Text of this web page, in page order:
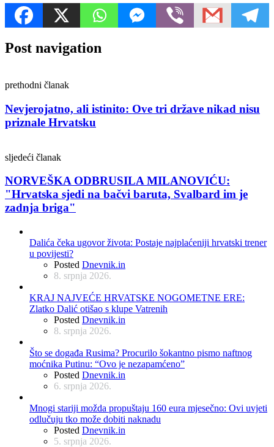
Post navigation
prethodni članak
Nevjerojatno, ali istinito: Ove tri države nikad nisu
priznale Hrvatsku
sljedeći članak
NORVEŠKA ODBRUSILA MILANOVIĆU:
"Hrvatska sjedi na bačvi baruta, Svalbard im je
zadnja briga"
Dalića čeka ugovor života: Postaje najplaćeniji hrvatski trener
u povijesti?
Posted Dnevnik.in
8. srpnja 2026.
KRAJ NAJVEĆE HRVATSKE NOGOMETNE ERE:
Zlatko Dalić otišao s klupe Vatrenih
Posted Dnevnik.in
8. srpnja 2026.
Što se događa Rusima? Procurilo šokantno pismo naftnog
moćnika Putinu: “Ovo je nezapamćeno”
Posted Dnevnik.in
6. srpnja 2026.
Mnogi stariji možda propuštaju 160 eura mjesečno: Ovi uvjeti
odlučuju tko može dobiti naknadu
Posted Dnevnik.in
5. srpnja 2026.